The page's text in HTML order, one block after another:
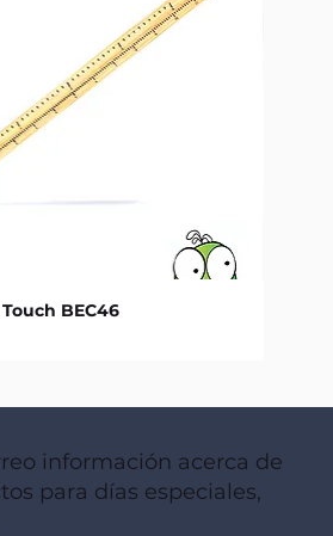
BEC46
información acerca de
para días especiales,